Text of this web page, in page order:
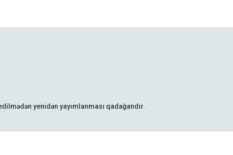
yenidən yayımlanması qadağandır.